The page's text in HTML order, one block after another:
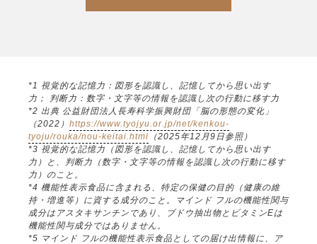
*1 視覚的な記憶力：図形を認識し、記憶してから思い出す
力； 判断力：数字・文字等の情報を認識し次の行動に移す力
*2 出典 公益財団法人長寿科学振興財団「脳の形態の変化」
（2022） https://www.tyojyu.or.jp/net/kenkou-
tyoju/rouka/nou-keitai.html （2025年12月9日参照）
*3 視覚的な記憶力（図形を認識し、記憶してから思い出す
力）と、判断力（数字・文字等の情報を認識し次の行動に移す
力）のこと。
*4 機能性表示食品に含まれる、特定の保健の目的（健康の維
持・増進等）に資する成分のこと。マインド フルの機能性関与
成分はアスタキサンチンであり、ブドウ抽出物とビタミンEは
機能性関与成分ではありません。
*5 マインド フルの機能性表示食品としての届け出情報に、ア